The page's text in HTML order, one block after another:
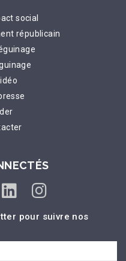
social
républicain
pour suivre nos